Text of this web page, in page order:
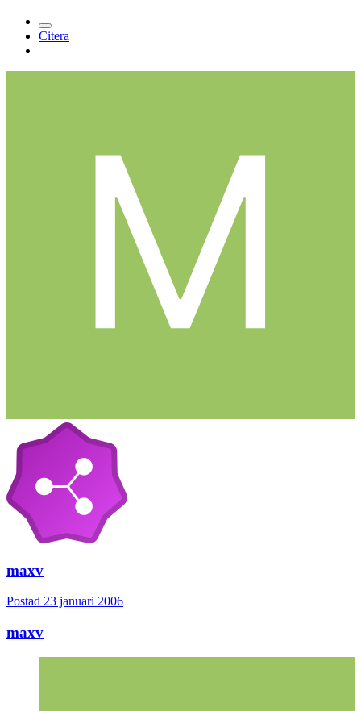
Citera
maxv
Postad 23 januari 2006
maxv